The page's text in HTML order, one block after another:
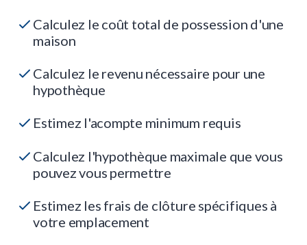
Calculez le coût total de possession d'une
maison
Calculez le revenu nécessaire pour une
hypothèque
Estimez l'acompte minimum requis
Calculez l'hypothèque maximale que vous
pouvez vous permettre
Estimez les frais de clôture spécifiques à
votre emplacement